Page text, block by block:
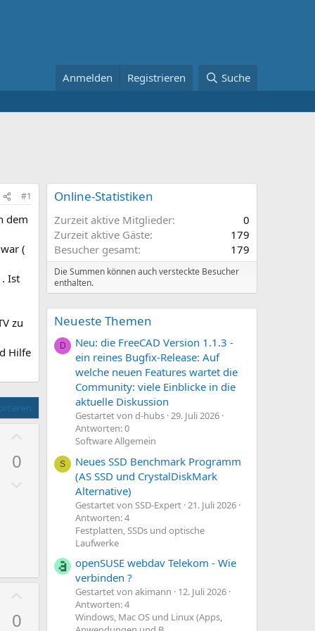
Anmelden Registrieren Suche
#1
dem
(
Ist
zu
Hilfe
0
v
0
Online-Statistiken
Zurzeit aktive Mitglieder
0
Zurzeit aktive Gäste
179
Besucher gesamt
179
Die Summen können auch versteckte Besucher
enthalten.
Neueste Themen
D
Neu: die FreeCAD Version 1.1.3 -
ein reines Bugfix-Release: Auf
welche neuen Features wartet die
Community: viele Einblicke in die
aktuelle Diskussion
Gestartet von d-hubs 29. Juli 2026
Antworten: 0
Software Allgemein
S
Neues SSD Benchmark Programm
(AS SSD und CrystalDiskMark
Alternative)
Gestartet von SSD-Expert 21. Juli 2026
Antworten: 4
Festplatten, SSDs und optische
Laufwerke
openSUSE webdav Telekom - Wie
verbinden ?
Gestartet von akimann
12. Juli 2026
Antworten: 4
Windows, Mac OS und Linux (Apps,